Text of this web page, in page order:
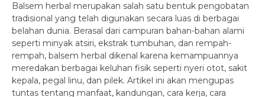
Balsem herbal merupakan salah satu bentuk pengobatan
tradisional yang telah digunakan secara luas di berbagai
belahan dunia. Berasal dari campuran bahan-bahan alami
seperti minyak atsiri, ekstrak tumbuhan, dan rempah-
rempah, balsem herbal dikenal karena kemampuannya
meredakan berbagai keluhan fisik seperti nyeri otot, sakit
kepala, pegal linu, dan pilek. Artikel ini akan mengupas
tuntas tentang manfaat, kandungan, cara kerja, cara